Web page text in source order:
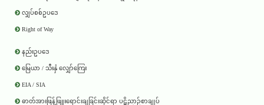
လျှပ်စစ်ဥပဒေ
Right of Way
နည်းဥပဒေ
မြေယာ / သီးနှံ လျှော်ကြေး
EIA / SIA
ဓာတ်အားဖြန့်ဖြူးရောင်းချခြင်းဆိုင်ရာ ပဋိညာဉ်စာချုပ်